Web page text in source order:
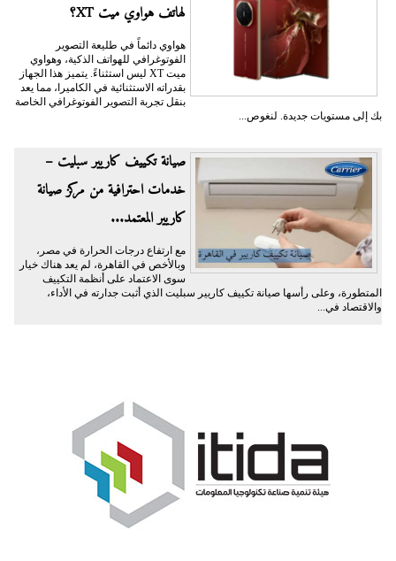
لهاتف هواوي ميت XT؟
هواوي دائماً في طليعة التصوير
الفوتوغرافي للهواتف الذكية، وهواوي
ميت XT ليس استثناءً. يتميز هذا الجهاز
بقدراته الاستثنائية في الكاميرا، مما يعد
بنقل تجربة التصوير الفوتوغرافي الخاصة
بك إلى مستويات جديدة. لنغوص...
صيانة تكييف كاريير سبليت –
خدمات احترافية من مركز صيانة
كاريير المعتمد...
مع ارتفاع درجات الحرارة في مصر،
وبالأخص في القاهرة، لم يعد هناك خيار
سوى الاعتماد على أنظمة التكييف
المتطورة، وعلى رأسها صيانة تكييف كاريير سبليت الذي أثبت جدارته في الأداء،
والاقتصاد في...